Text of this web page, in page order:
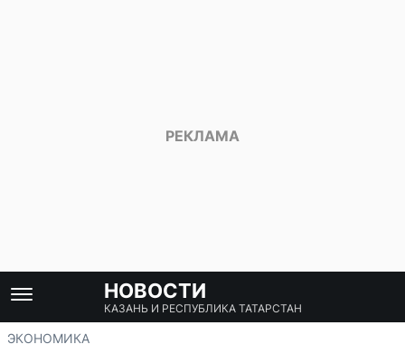
НОВОСТИ
КАЗАНЬ И РЕСПУБЛИКА ТАТАРСТАН
ЭКОНОМИКА